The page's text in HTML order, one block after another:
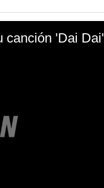
canción 'Dai Dai'